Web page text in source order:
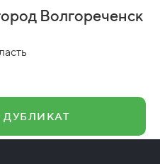
Волгореченск
ДУБЛИКАТ